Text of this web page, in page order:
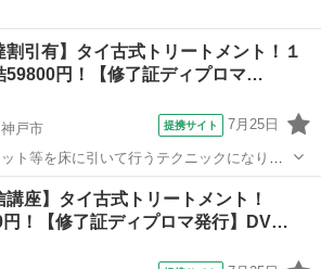
割引有】タイ古式トリートメント！１
59800円！【修了証ディプロマ…
戸市 提携サイト 7月25日
ト等を床に引いて行うテクニックになりま
を行い、体感して頂きます。お客様は洋服
。お客様へ圧をゆっくり加えながら押して
要素を兼ね備え...
サージ
講座】タイ古式トリートメント！
円！【修了証ディプロマ発行】DV…